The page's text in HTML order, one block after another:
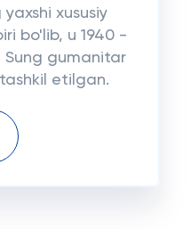
xususiy
bo'lib, u 1940 -
Sung gumanitar
etilgan.